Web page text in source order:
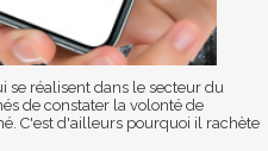
se réalisent dans le secteur du
de constater la volonté de
C'est d'ailleurs pourquoi il rachète